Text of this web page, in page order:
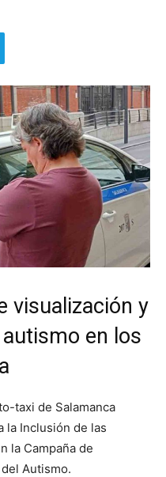
visualización y
en los
taxi de Salamanca
la Inclusión de las
la Campaña de
Autismo.